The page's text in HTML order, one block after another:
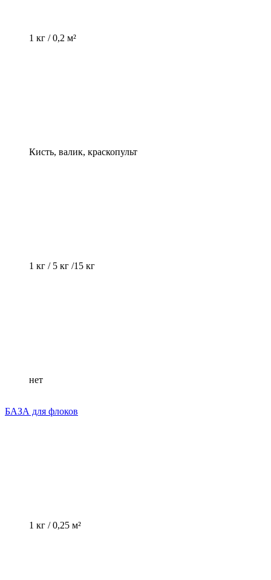
1 кг / 0,2 м²
Кисть, валик, краскопульт
1 кг / 5 кг /15 кг
нет
БАЗА для флоков
1 кг / 0,25 м²